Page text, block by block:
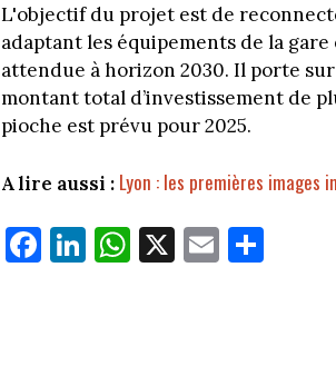
L'objectif du projet est de
adaptant les équipements de la
attendue à horizon 2030. Il porte
montant total d’investissement de
pioche est prévu pour 2025.
A lire aussi : Lyon : les premières images
Fa
ce
Li
nk
W
ha
X E
m